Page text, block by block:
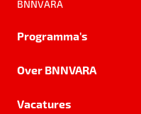
BNNVARA
Programma's
Over BNNVARA
Vacatures